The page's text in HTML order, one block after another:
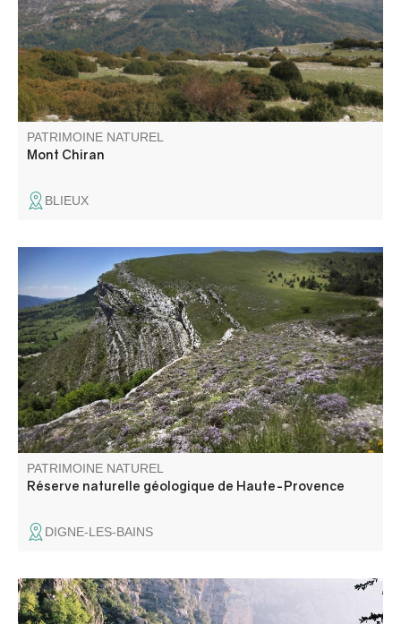
clair, le Canigou. Un belvédère unique pour les amoureux
de grands horizons.
PATRIMOINE NATUREL
Mont Chiran
BLIEUX
La réserve naturelle géologique de Haute-Provence
située entre le Verdon et la Durance est labellisé pour la
diversité de ses paysages, témoins du passé géologique
de ce massif et de la Terre. Elle est la plus grande réserve
de ce type en Europe.
PATRIMOINE NATUREL
Réserve naturelle géologique de Haute-Provence
DIGNE-LES-BAINS
Passerelle piétonne au dessus du Verdon qui permettait